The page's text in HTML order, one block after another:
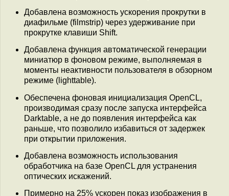
Добавлена возможность ускорения прокрутки в
диафильме (filmstrip) через удерживание при
прокрутке клавиши Shift.
Добавлена функция автоматической генерации
миниатюр в фоновом режиме, выполняемая в
моменты неактивности пользователя в обзорном
режиме (lighttable).
Обеспечена фоновая инициализация OpenCL,
производимая сразу после запуска интерфейса
Darktable, а не до появления интерфейса как
раньше, что позволило избавиться от задержек
при открытии приложения.
Добавлена возможность использования
обработчика на базе OpenCL для устранения
оптических искажений.
Примерно на 25% ускорен показ изображения в